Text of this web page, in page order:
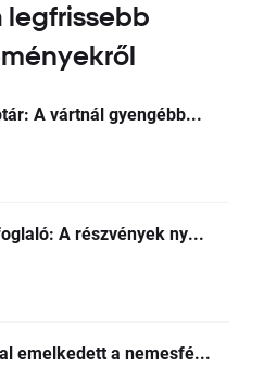
legfrissebb
A vártnál gyengébb...
A részvények ny...
emelkedett a nemesfé...